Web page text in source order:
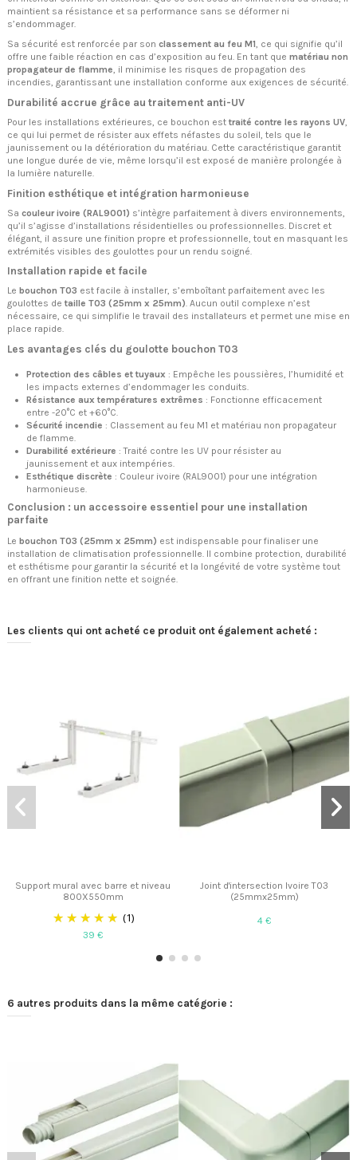
maintient sa résistance et sa performance sans se déformer ni
s’endommager.
Sa sécurité est renforcée par son classement au feu M1, ce qui signifie qu’il
offre une faible réaction en cas d’exposition au feu. En tant que matériau non
propagateur de flamme, il minimise les risques de propagation des
incendies, garantissant une installation conforme aux exigences de sécurité.
Durabilité accrue grâce au traitement anti-UV
Pour les installations extérieures, ce bouchon est traité contre les rayons UV,
ce qui lui permet de résister aux effets néfastes du soleil, tels que le
jaunissement ou la détérioration du matériau. Cette caractéristique garantit
une longue durée de vie, même lorsqu’il est exposé de manière prolongée à
la lumière naturelle.
Finition esthétique et intégration harmonieuse
Sa couleur ivoire (RAL9001) s’intègre parfaitement à divers environnements,
qu’il s’agisse d’installations résidentielles ou professionnelles. Discret et
élégant, il assure une finition propre et professionnelle, tout en masquant les
extrémités visibles des goulottes pour un rendu soigné.
Installation rapide et facile
Le bouchon T03 est facile à installer, s’emboîtant parfaitement avec les
goulottes de taille T03 (25mm x 25mm). Aucun outil complexe n’est
nécessaire, ce qui simplifie le travail des installateurs et permet une mise en
place rapide.
Les avantages clés du goulotte bouchon T03
Protection des câbles et tuyaux : Empêche les poussières, l’humidité et
les impacts externes d’endommager les conduits.
Résistance aux températures extrêmes : Fonctionne efficacement
entre -20°C et +60°C.
Sécurité incendie : Classement au feu M1 et matériau non propagateur
de flamme.
Durabilité extérieure : Traité contre les UV pour résister au
jaunissement et aux intempéries.
Esthétique discrète : Couleur ivoire (RAL9001) pour une intégration
harmonieuse.
Conclusion : un accessoire essentiel pour une installation
parfaite
Le bouchon T03 (25mm x 25mm) est indispensable pour finaliser une
installation de climatisation professionnelle. Il combine protection, durabilité
et esthétisme pour garantir la sécurité et la longévité de votre système tout
en offrant une finition nette et soignée.
Les clients qui ont acheté ce produit ont également acheté :
Support mural avec barre et niveau
800X550mm
(1)
39 €
Joint d'intersection Ivoire T03
(25mmx25mm)
4 €
6 autres produits dans la même catégorie :